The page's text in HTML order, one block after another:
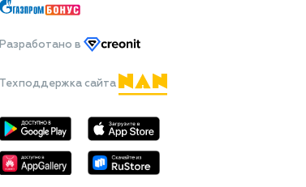
Разработано в
Техподдержка сайта